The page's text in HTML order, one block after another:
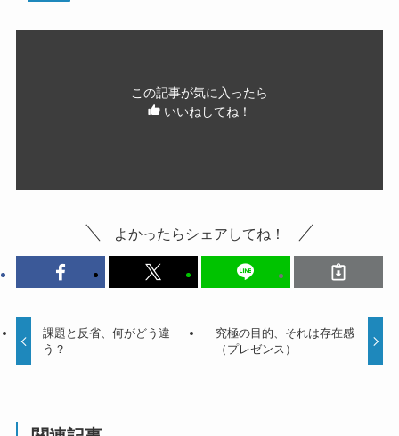
この記事が気に入ったら
いいねしてね！
よかったらシェアしてね！
課題と反省、何がどう違
う？
究極の目的、それは存在感
（プレゼンス）